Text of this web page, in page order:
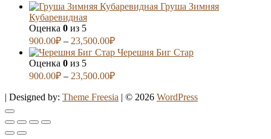
Груша Зимняя
Кубаревидная
Оценка 0 из 5
900.00₽ – 23,500.00₽
Черешня Биг Стар
Оценка 0 из 5
900.00₽ – 23,500.00₽
| Designed by: Theme Freesia | © 2026 WordPress
Go
to
top